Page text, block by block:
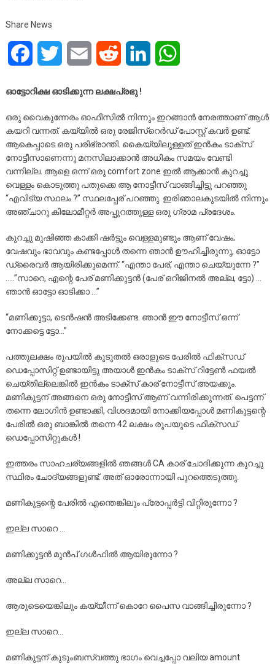
Share News
FacebookTwitter Email Reddit LinkedIn
ഓട്ടോറിക്ഷ ഓടിക്കുന്ന ലക്ഷപ്രഭു !
ഒരു വൈകുന്നേരം ഓഫീസിൽ നിന്നും ഇറങ്ങാൻ നേരത്താണ് ആൾ
കയറി വന്നത്. കയ്യിൽ ഒരു രേജിസ്റെർഡ് പോസ്റ്റ് കവർ ഉണ്ട്.
ആകെപ്പാടെ ഒരു പരിഭ്രാന്തി. കൈയ്യിലുള്ളത് ഇൻകം ടാക്‌സ്
നോട്ടീസാണെന്നു മനസിലാക്കാൻ അധികം സമയം വേണ്ടി
വന്നില്ല. ആളെ ഒന്ന് ഒരു comfort zone ഇൽ ആക്കാൻ കുറച്ചു
വെള്ളം കൊടുത്തു പതുക്കെ ആ നോട്ടീസ് വാങ്ങിച്ചിട്ടു പറഞ്ഞു
“എവിട്യ സ്ഥലം ?” സ്ഥലപ്പേര് പറഞ്ഞു. ഇരിഞാലകുടയിൽ നിന്നും
അഞ്ചാറു കിലോമീറ്റർ അപ്പുറത്തുള്ള ഒരു ഗ്രാമ പ്രദേശം.
കുറച്ചു മുഷിഞ്ഞകാക്കി ഷർട്ടും വെള്ളമുണ്ടും ആണ് വേഷം;
വേഷവും ഭാവവും കണ്ടപ്പോൾ തന്നെ ഞാൻ ഊഹിച്ചിരുന്നു, ഓട്ടോ
ഡ്രൈവർ ആയിരിക്കുമെന്ന്. “എന്താ പേര്, എന്താ ചെയ്യുന്നേ ?”
…..”സാറെ, എന്റെ പേര് മണിക്കുട്ടൻ (പേര് ഒറിജിനൽ അല്ല, ട്ടോ) …
ഞാൻ ഓട്ടോ ഓടിക്കാ …”
“മണിക്കുട്ടാ, ടെൻഷൻ അടിക്കേണ്ട. ഞാൻ ഈ നോട്ടീസ് ഒന്ന്
നോക്കട്ടെ ട്ടോ…”
പത്തുലക്ഷം രൂപയിൽ കൂടുതൽ ഒരാളുടെ പേരിൽ ഫിക്സഡ്
ഡെപ്പോസിറ്റ് ഉണ്ടായിട്ടു അയാൾ ഇൻകം ടാക്‌സ് റിട്ടേൺ ഫയൽ
ചെയ്തില്ലെങ്കിൽ ഇൻകം ടാക്‌സ് കാര് നോട്ടീസ് അയക്കും.
മണികുട്ടന് അങ്ങനെ ഒരു നോട്ടീസ് ആണ് വന്നിരിക്കുന്നത്. പെട്ടന്ന്
തന്നെ ലോഗിൻ ഉണ്ടാക്കി, വിശദമായി നോക്കിയപ്പോൾ മണികുട്ടന്റെ
പേരിൽ ഒരു ബാങ്കിൽ തന്നെ 42 ലക്ഷം രൂപയുടെ ഫിക്സഡ്
ഡെപ്പോസിറ്റുകൾ !
ഇത്തരം സാഹചര്യങ്ങളിൽ ഞങ്ങൾ CA കാര് ചോദിക്കുന്ന കുറച്ചു
സ്ഥിരം ചോദ്യങ്ങളുണ്ട്. അത് ഓരോന്നായി പുറത്തെടുത്തു.
മണികുട്ടന്റെ പേരിൽ എന്തെങ്കിലും പ്രോപ്പർട്ടി വിറ്റിരുന്നോ ?
ഇല്ല സാറെ …
മണിക്കുട്ടൻ മുൻപ് ഗൾഫിൽ ആയിരുന്നോ ?
അല്ല സാറെ…
ആരുടെയെങ്കിലും കയ്യീന്ന് കൊറേ പൈസ വാങ്ങിച്ചിരുന്നോ ?
ഇല്ല സാറെ…
മണികുട്ടന് കുടുംബസ്വത്തു ഭാഗം വെച്ചപ്പോ വലിയ amount